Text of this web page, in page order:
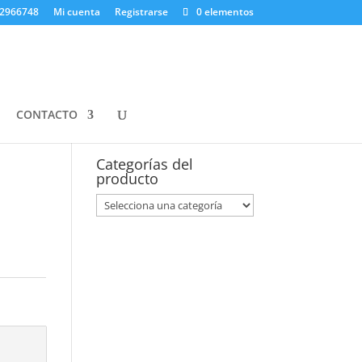
Mi cuenta Registrarse 0 elementos
CONTACTO Carrito
Categorías del
producto